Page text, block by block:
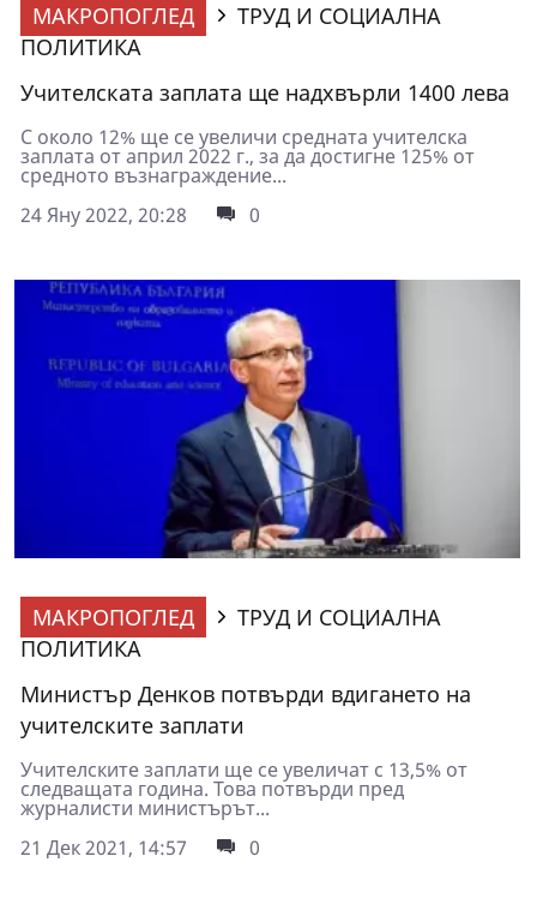
МАКРОПОГЛЕД
ТРУД И СОЦИАЛНА
ПОЛИТИКА
Учителската заплата ще надхвърли 1400 лева
С около 12% ще се увеличи средната учителска
заплата от април 2022 г., за да достигне 125% от
средното възнаграждение...
24 Яну 2022, 20:28
0
МАКРОПОГЛЕД
ТРУД И СОЦИАЛНА
ПОЛИТИКА
Министър Денков потвърди вдигането на
учителските заплати
Учителските заплати ще се увеличат с 13,5% от
следващата година. Това потвърди пред
журналисти министърът...
21 Дек 2021, 14:57
0